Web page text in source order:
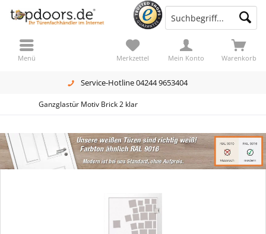
Service-Hotline 04244 9653404
Warenkorb
Merkzettel Mein Konto
Menü
Ganzglastür Motiv Brick 2 klar